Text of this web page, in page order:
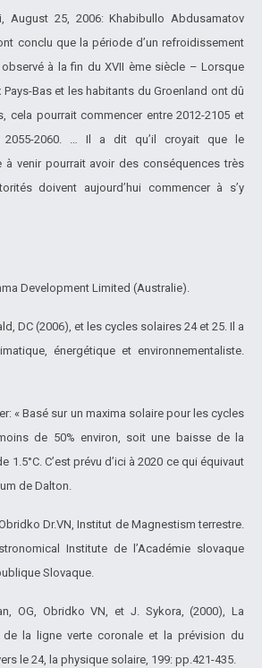
August 25, 2006: Khabibullo Abdusamatov
conclu que la période d’un refroidissement
à la fin du XVII ème siècle – Lorsque
Pays-Bas et les habitants du Groenland ont dû
cela pourrait commencer entre 2012-2105 et
2060. … Il a dit qu’il croyait que le
à venir pourrait avoir des conséquences très
doivent aujourd’hui commencer à s’y
Development Limited (Australie).
DC (2006), et les cycles solaires 24 et 25. Il a
énergétique et environnementaliste.
« Basé sur un maxima solaire pour les cycles
de 50% environ, soit une baisse de la
1.5°C. C’est prévu d’ici à 2020 ce qui équivaut
de Dalton.
Dr.VN, Institut de Magnestism terrestre.
Institute de l’Académie slovaque
Slovaque.
OG, Obridko VN, et J. Sykora, (2000), La
de la ligne verte coronale et la prévision du
le 24, la physique solaire, 199: pp.421-435.